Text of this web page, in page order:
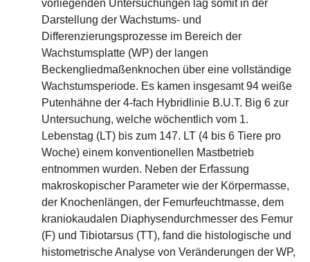
vorliegenden Untersuchungen lag somit in der
Darstellung der Wachstums- und
Differenzierungsprozesse im Bereich der
Wachstumsplatte (WP) der langen
Beckengliedmaßenknochen über eine vollständige
Wachstumsperiode. Es kamen insgesamt 94 weiße
Putenhähne der 4-fach Hybridlinie B.U.T. Big 6 zur
Untersuchung, welche wöchentlich vom 1.
Lebenstag (LT) bis zum 147. LT (4 bis 6 Tiere pro
Woche) einem konventionellen Mastbetrieb
entnommen wurden. Neben der Erfassung
makroskopischer Parameter wie der Körpermasse,
der Knochenlängen, der Femurfeuchtmasse, dem
kraniokaudalen Diaphysendurchmesser des Femur
(F) und Tibiotarsus (TT), fand die histologische und
histometrische Analyse von Veränderungen der WP,